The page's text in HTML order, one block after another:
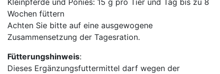
Kleinpferde und Ponies: 15 g pro Tier und Tag bis zu 8
Wochen füttern
Achten Sie bitte auf eine ausgewogene
Zusammensetzung der Tagesration.
Fütterungshinweis:
Dieses Ergänzungsfuttermittel darf wegen der